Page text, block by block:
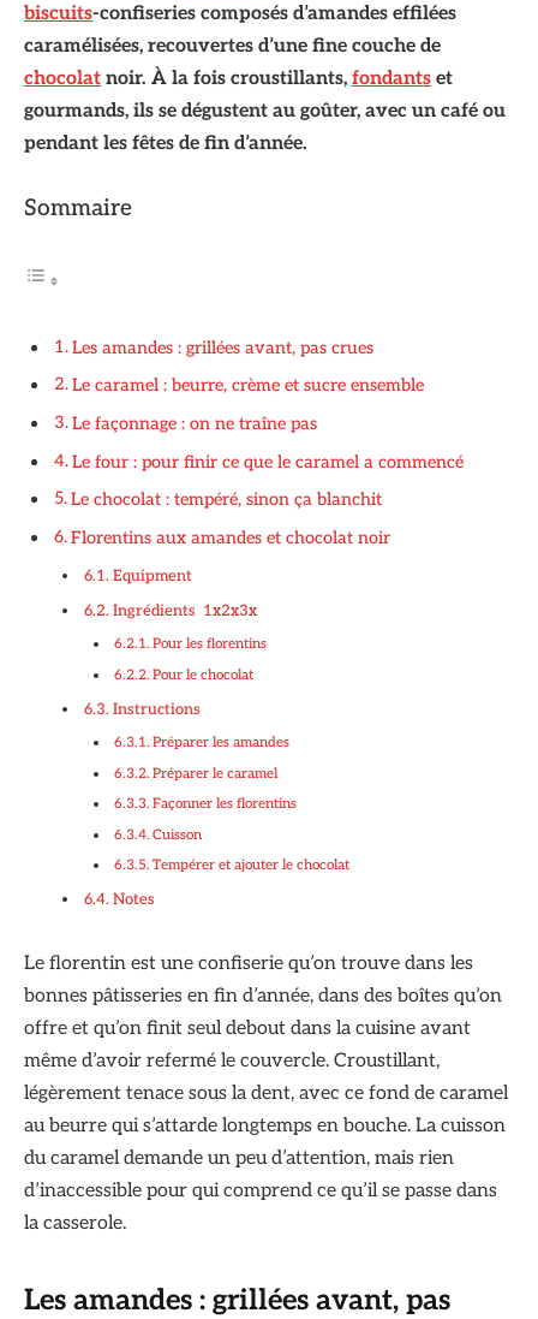
biscuits-confiseries composés d’amandes effilées
caramélisées, recouvertes d’une fine couche de
chocolat noir. À la fois croustillants, fondants et
gourmands, ils se dégustent au goûter, avec un café ou
pendant les fêtes de fin d’année.
Sommaire
Les amandes : grillées avant, pas crues
Le caramel : beurre, crème et sucre ensemble
Le façonnage : on ne traîne pas
Le four : pour finir ce que le caramel a commencé
Le chocolat : tempéré, sinon ça blanchit
Florentins aux amandes et chocolat noir
Equipment
Ingrédients 1x2x3x
Pour les florentins
Pour le chocolat
Instructions
Préparer les amandes
Préparer le caramel
Façonner les florentins
Cuisson
Tempérer et ajouter le chocolat
Notes
Le florentin est une confiserie qu’on trouve dans les
bonnes pâtisseries en fin d’année, dans des boîtes qu’on
offre et qu’on finit seul debout dans la cuisine avant
même d’avoir refermé le couvercle. Croustillant,
légèrement tenace sous la dent, avec ce fond de caramel
au beurre qui s’attarde longtemps en bouche. La cuisson
du caramel demande un peu d’attention, mais rien
d’inaccessible pour qui comprend ce qu’il se passe dans
la casserole.
Les amandes : grillées avant, pas